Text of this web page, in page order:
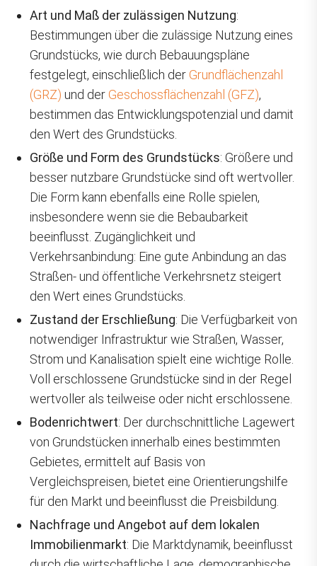
Art und Maß der zulässigen Nutzung:
Bestimmungen über die zulässige Nutzung eines
Grundstücks, wie durch Bebauungspläne
festgelegt, einschließlich der Grundflächenzahl
(GRZ) und der Geschossflächenzahl (GFZ),
bestimmen das Entwicklungspotenzial und damit
den Wert des Grundstücks.
Größe und Form des Grundstücks: Größere und
besser nutzbare Grundstücke sind oft wertvoller.
Die Form kann ebenfalls eine Rolle spielen,
insbesondere wenn sie die Bebaubarkeit
beeinflusst. Zugänglichkeit und
Verkehrsanbindung: Eine gute Anbindung an das
Straßen- und öffentliche Verkehrsnetz steigert
den Wert eines Grundstücks.
Zustand der Erschließung: Die Verfügbarkeit von
notwendiger Infrastruktur wie Straßen, Wasser,
Strom und Kanalisation spielt eine wichtige Rolle.
Voll erschlossene Grundstücke sind in der Regel
wertvoller als teilweise oder nicht erschlossene.
Bodenrichtwert: Der durchschnittliche Lagewert
von Grundstücken innerhalb eines bestimmten
Gebietes, ermittelt auf Basis von
Vergleichspreisen, bietet eine Orientierungshilfe
für den Markt und beeinflusst die Preisbildung.
Nachfrage und Angebot auf dem lokalen
Immobilienmarkt: Die Marktdynamik, beeinflusst